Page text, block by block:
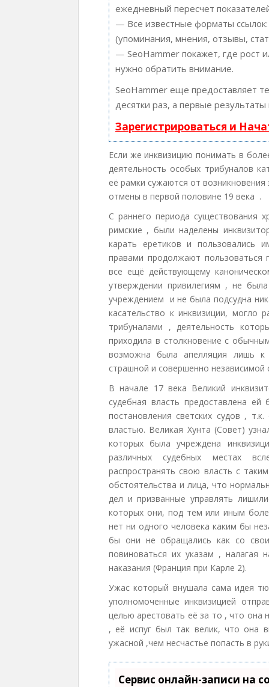
ежедневный пересчет
— Все известные форматы
(упоминания, мнения, отзывы,
— SeoHammer покажет, где рост
нужно обратить внимание.
SeoHammer еще предоставляет
десятки раз, а первые
Зарегистрироваться и
Если же инквизицию понимать в
деятельность особых трибуналов
её рамки сужаются от
отмены в первой половине 19 века .
С раннего периода существования
римские , были наделены
карать еретиков и пользовались
правами продолжают пользоваться
все ещё действующему
утверждении привилегиям , не
учреждением и не была подсудна
касательство к инквизиции, могло
трибуналами , деятельность
приходила в столкновение с
возможна была апелляция лишь к
страшной и совершенно независимой
В начале 17 века Великий
судебная власть предоставлена
постановления светских судов ,
властью. Великая Хунта (Совет)
которых была учреждена
различных судебных местах
распространять свою власть с
обстоятельства и лица, что
дел и призванные управлять
которых они, под тем или иным
нет ни одного человека каким бы
бы они не обращались как со
повиноваться их указам ,
наказания (Франция при Карле 2).
Ужас который внушала сама идея
уполномоченные инквизицией
целью арестовать её за то , что она
, её испуг был так велик, что она
ужасной ,чем несчастье попасть в
Сервис онлайн-записи на